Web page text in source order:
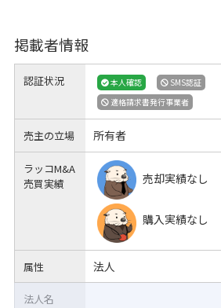
掲載者情報
認証状況 本人確認
SMS認証
適格請求書発行事業者
売主の立場 所有者
ラッコM&A
売買実績
売却実績なし
購入実績なし
属性 法人
法人名